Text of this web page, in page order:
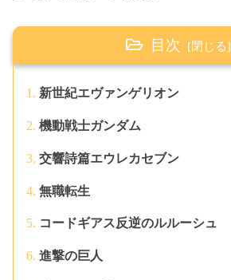
目次
新世紀エヴァンゲリオン
機動戦士ガンダム
交響詩篇エウレカセブン
無職転生
コードギアス反逆のルルーシュ
進撃の巨人